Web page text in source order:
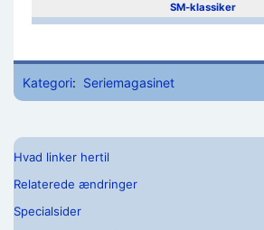
SM-klassiker
Kategori: Seriemagasinet
Hvad linker hertil
Relaterede ændringer
Specialsider